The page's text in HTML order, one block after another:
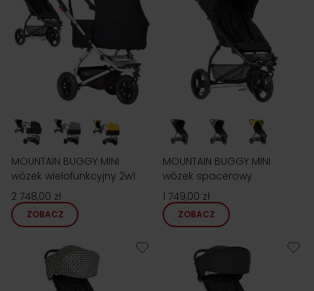
MOUNTAIN BUGGY MINI
wózek wielofunkcyjny 2w1
2 748,00 zł
ZOBACZ
MOUNTAIN BUGGY MINI
wózek spacerowy
1 749,00 zł
ZOBACZ